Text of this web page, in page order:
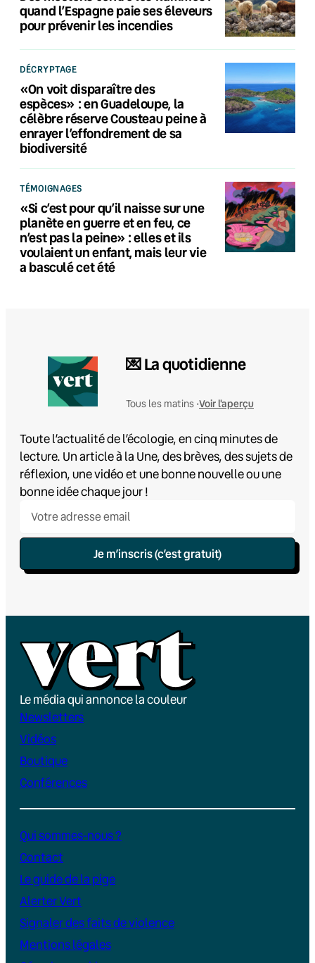
quand l’Espagne paie ses éleveurs
pour prévenir les incendies
DÉCRYPTAGE
«On voit disparaître des
espèces» : en Guadeloupe, la
célèbre réserve Cousteau peine à
enrayer l’effondrement de sa
biodiversité
TÉMOIGNAGES
«Si c’est pour qu’il naisse sur une
planète en guerre et en feu, ce
n’est pas la peine» : elles et ils
voulaient un enfant, mais leur vie
a basculé cet été
💌 La quotidienne
Tous les matins •Voir l'aperçu
Toute l’actualité de l’écologie, en cinq minutes de
lecture. Un article à la Une, des brèves, des sujets de
réflexion, une vidéo et une bonne nouvelle ou une
bonne idée chaque jour !
Je m’inscris (c’est gratuit)
Le média qui annonce la couleur
Newsletters
Vidéos
Boutique
Conférences
Qui sommes-nous ?
Contact
Le guide de la pige
Alerter Vert
Signaler des faits de violence
Mentions légales